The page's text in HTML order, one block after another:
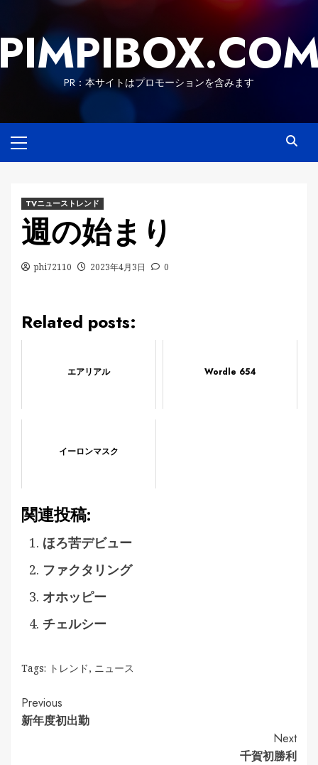
content
PR：本サイトはプロモーションを含みます
Menu
TVニューストレンド
週の始まり
phi72110 2023年4月3日 0
Related posts:
エアリアル Wordle 654
イーロンマスク
関連投稿:
ほろ苦デビュー
ファクタリング
オホッピー
チェルシー
Tags: トレンド, ニュース
Continue
Reading
Previous
新年度初出勤
Next
千賀初勝利